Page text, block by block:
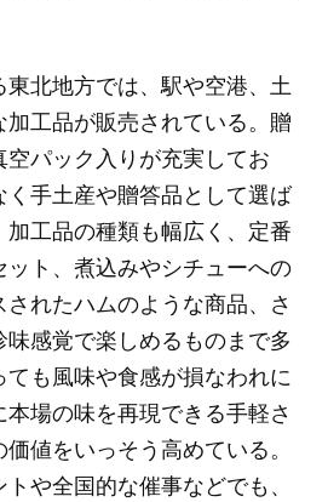
北地方では、駅や空港、土
工品が販売されている。贈
空パック入りが充実してお
く手土産や贈答品として選ば
工品の種類も幅広く、定番
ト、煮込みやシチューへの
れたハムのような商品、さ
味感覚で楽しめるものまで多
も風味や食感が損なわれに
場の味を再現できる手軽さ
値をいっそう高めている。
や全国的な催事などでも、